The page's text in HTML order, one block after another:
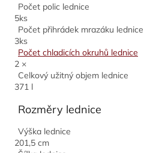
Počet polic lednice
5ks
Počet přihrádek mrazáku lednice
3ks
Počet chladicích okruhů lednice
2 ×
Celkový užitný objem lednice
371 l
Rozměry lednice
Výška lednice
201,5 cm